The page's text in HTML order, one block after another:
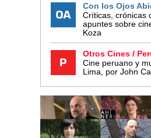
Con los Ojos
Críticas, crónicas
apuntes sobre
Koza
Otros Cines /
Cine peruano y
Lima, por John